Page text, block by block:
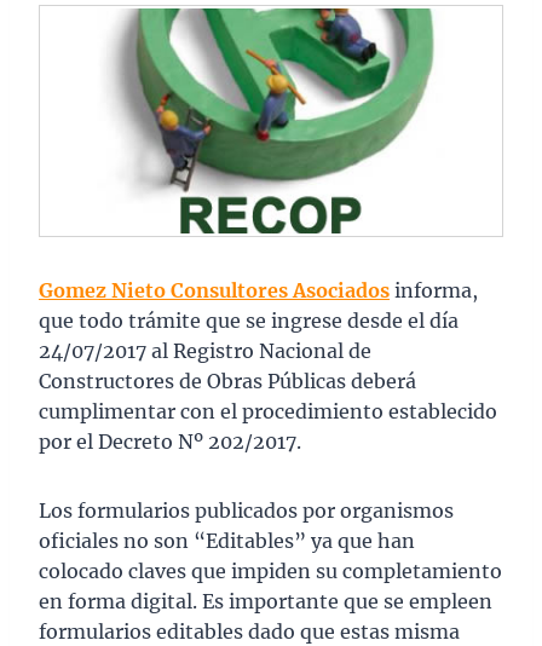
Gomez Nieto Consultores Asociados informa,
que todo trámite que se ingrese desde el día
24/07/2017 al Registro Nacional de
Constructores de Obras Públicas deberá
cumplimentar con el procedimiento establecido
por el Decreto Nº 202/2017.
Los formularios publicados por organismos
oficiales no son “Editables” ya que han
colocado claves que impiden su completamiento
en forma digital. Es importante que se empleen
formularios editables dado que estas misma